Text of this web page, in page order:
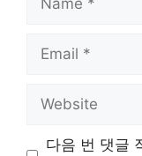
다음 번 댓글